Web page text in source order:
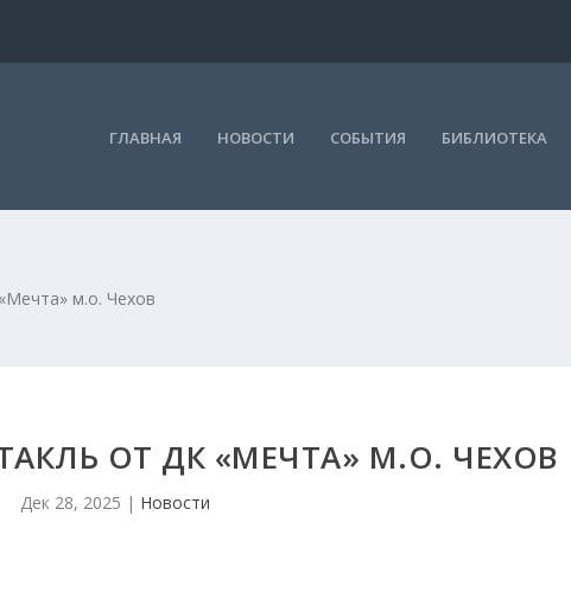
ГЛАВНАЯ НОВОСТИ СОБЫТИЯ БИБЛИОТЕКА
м.о. Чехов
ОТ ДК «МЕЧТА» М.О. ЧЕХОВ
Дек 28, 2025 | Новости